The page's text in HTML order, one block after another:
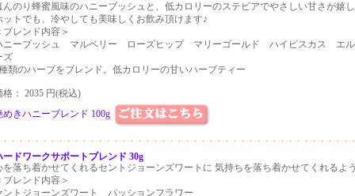
んのり蜂蜜風味のハニーブッシュと、低カロリーのステビアでやさしい甘さが嬉し
ットでも、冷やしても美味しくお飲み頂けます♪
ブレンド内容＞
ニーブッシュ マルベリー ローズヒップ マリーゴールド ハイビスカス エ
ズ
類のハーブをブレンド。低カロリーの甘いハーブティー
格： 2035 円(税込)
めきハニーブレンド 100g
ードワークサポートブレンド 30g
を落ち着かせてくれるセントジョーンズワートに 気持ちを落ち着かせてくれるよ
ブレンド内容＞
ントジョーンズワート パッションフラワー